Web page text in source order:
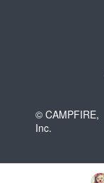
© CAMPFIRE,
Inc.